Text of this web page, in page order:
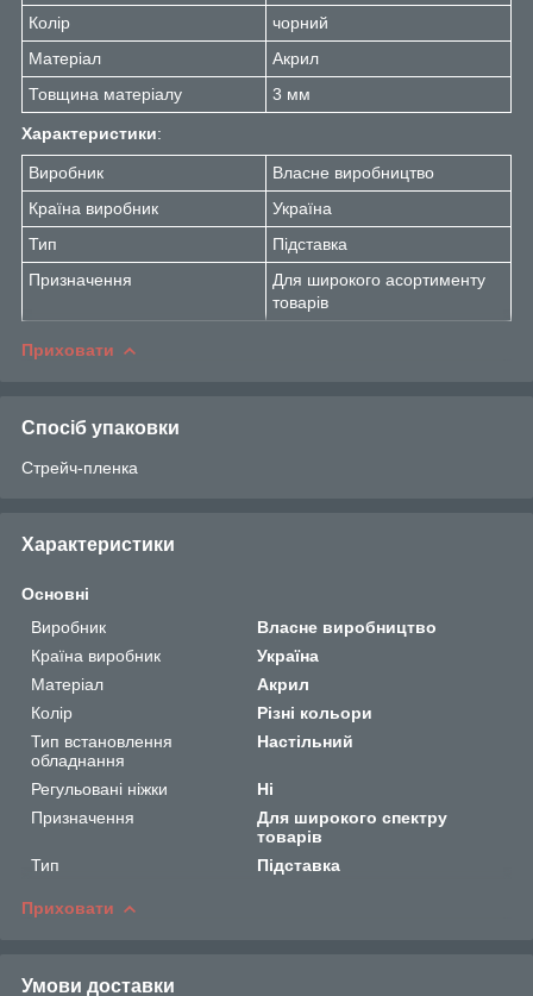
Колір
чорний
Матеріал
Акрил
Товщина матеріалу
3 мм
Характеристики:
Виробник
Власне виробництво
Країна виробник
Україна
Тип
Підставка
Призначення
Для широкого асортименту
товарів
Приховати
Спосіб упаковки
Стрейч-пленка
Характеристики
Основні
Виробник
Власне виробництво
Країна виробник
Україна
Матеріал
Акрил
Колір
Різні кольори
Тип встановлення
обладнання
Настільний
Регульовані ніжки
Ні
Призначення
Для широкого спектру
товарів
Тип
Підставка
Приховати
Умови доставки